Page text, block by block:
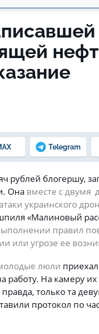
Telegram
рублей блогершу,
Она вместе с двумя
украинского
«Малиновый
правил
или угрозе ее
люли
работу. На камеру
только та
протокол по